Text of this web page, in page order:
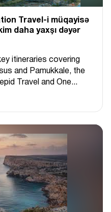
Travel-i müqayisə
daha yaxşı dəyər
itineraries covering
and Pamukkale, the
Travel and One...